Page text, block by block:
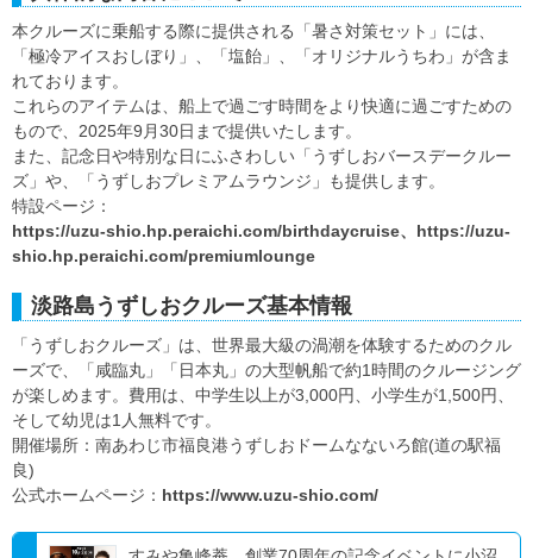
本クルーズに乗船する際に提供される「暑さ対策セット」には、
「極冷アイスおしぼり」、「塩飴」、「オリジナルうちわ」が含ま
れております。
これらのアイテムは、船上で過ごす時間をより快適に過ごすための
もので、2025年9月30日まで提供いたします。
また、記念日や特別な日にふさわしい「うずしおバースデークルー
ズ」や、「うずしおプレミアムラウンジ」も提供します。
特設ページ：
https://uzu-shio.hp.peraichi.com/birthdaycruise、https://uzu-
shio.hp.peraichi.com/premiumlounge
淡路島うずしおクルーズ基本情報
「うずしおクルーズ」は、世界最大級の渦潮を体験するためのクル
ーズで、「咸臨丸」「日本丸」の大型帆船で約1時間のクルージング
が楽しめます。費用は、中学生以上が3,000円、小学生が1,500円、
そして幼児は1人無料です。
開催場所：南あわじ市福良港うずしおドームなないろ館(道の駅福
良)
公式ホームページ： https://www.uzu-shio.com/